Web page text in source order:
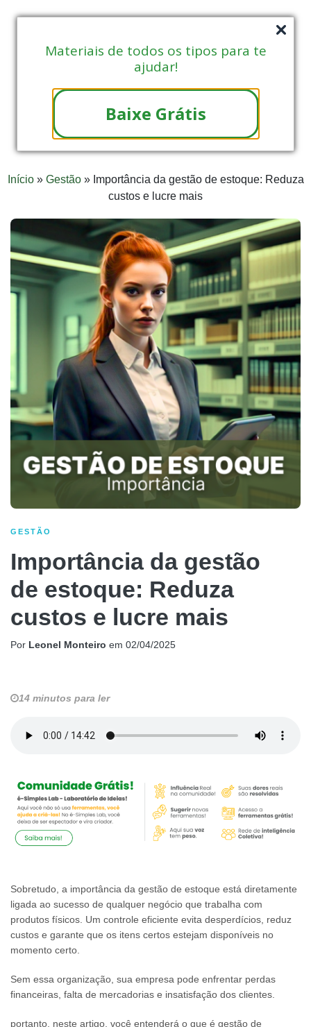
Materiais de todos os tipos para te
ajudar!
Baixe Grátis
Início» Gestão» Importância da gestão de estoque: Reduza
custos e lucre mais
GESTÃO
Importância da gestão
de estoque: Reduza
custos e lucre mais
Por Leonel Monteiro em 02/04/2025
14 minutos para ler
Sobretudo, a importância da gestão de estoque está diretamente
ligada ao sucesso de qualquer negócio que trabalha com
produtos físicos. Um controle eficiente evita desperdícios, reduz
custos e garante que os itens certos estejam disponíveis no
momento certo.
Sem essa organização, sua empresa pode enfrentar perdas
financeiras, falta de mercadorias e insatisfação dos clientes.
portanto, neste artigo, você entenderá o que é gestão de